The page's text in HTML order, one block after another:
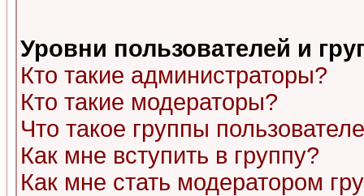
Уровни пользователей и
Кто такие администраторы?
Кто такие модераторы?
Что такое группы
Как мне вступить в группу?
Как мне стать модератором